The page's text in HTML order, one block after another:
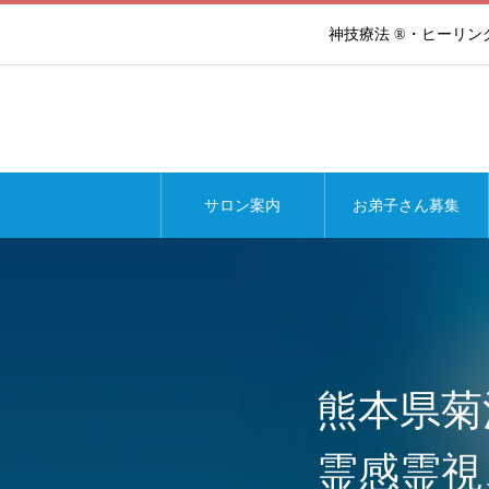
神技療法 ®・ヒーリン
サロン案内 お弟子さん募集
熊本県
霊感霊